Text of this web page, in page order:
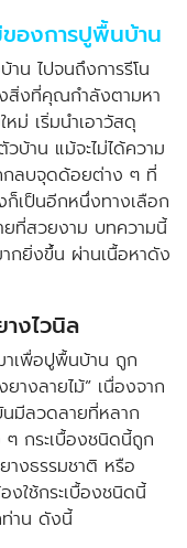
ของการปูพื้นบ้าน
น ไปจนถึงการรีโน
สิ่งที่คุณกำลังตามหา
ม่ เริ่มนำเอาวัสดุ
บ้าน แม้จะไม่ได้ความ
ลบจุดด้อยต่าง ๆ ที่
ก็เป็นอีกหนึ่งทางเลือก
ที่สวยงาม บทความนี้
กยิ่งขึ้น ผ่านเนื้อหาดัง
งไวนิล
าเพื่อปูพื้นบ้าน ถูก
างลายไม้” เนื่องจาก
มีลวดลายที่หลาก
ๆ กระเบื้องชนิดนี้ถูก
างธรรมชาติ หรือ
งใช้กระเบื้องชนิดนี้
ท่าน ดังนี้